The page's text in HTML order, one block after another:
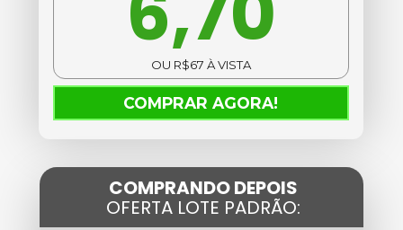
COMPRANDO DEPOIS
OFERTA LOTE PADRÃO:
OU R$67 À VISTA
COMPRAR AGORA!